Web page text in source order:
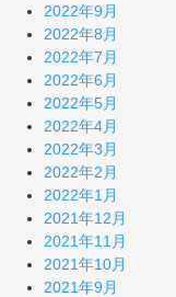
2022年9月
2022年8月
2022年7月
2022年6月
2022年5月
2022年4月
2022年3月
2022年2月
2022年1月
2021年12月
2021年11月
2021年10月
2021年9月